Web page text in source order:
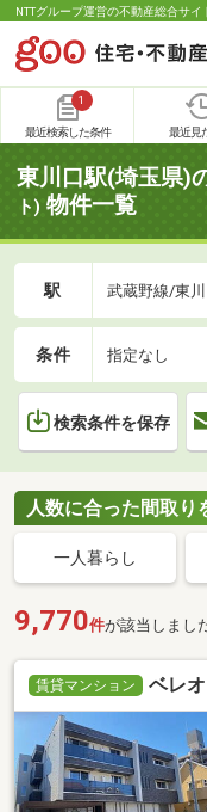
NTTグループ運営の不動産総合サイ
1
最近検索した条件 最近見
東川口駅(埼玉県)
ト) 物件一覧
駅 武蔵野線/東川
条件 指定なし
検索条件を保存
人数に合った間取り
一人暮らし
9,770件が該当しまし
賃貸マンション ベレ